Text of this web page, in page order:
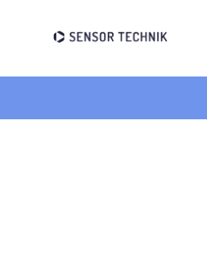
"name": "SENSOR TECHNIK" },